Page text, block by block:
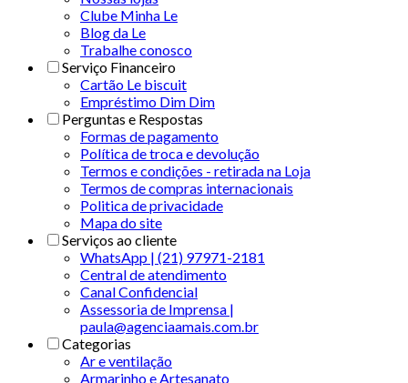
Clube Minha Le
Blog da Le
Trabalhe conosco
Serviço Financeiro
Cartão Le biscuit
Empréstimo Dim Dim
Perguntas e Respostas
Formas de pagamento
Política de troca e devolução
Termos e condições - retirada na Loja
Termos de compras internacionais
Politica de privacidade
Mapa do site
Serviços ao cliente
WhatsApp | (21) 97971-2181
Central de atendimento
Canal Confidencial
Assessoria de Imprensa |
paula@agenciaamais.com.br
Categorias
Ar e ventilação
Armarinho e Artesanato